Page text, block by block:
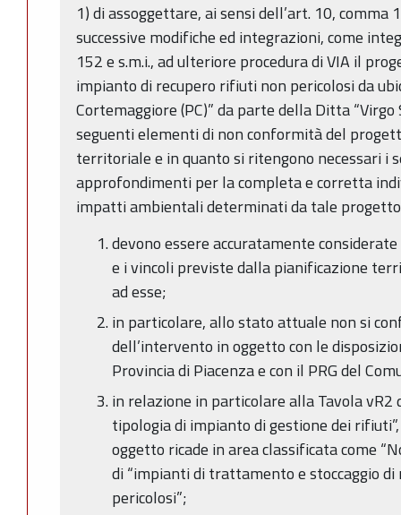
1) di assoggettare, ai sensi dell’art. 10, comma
successive modifiche ed integrazioni, come
152 e s.m.i., ad ulteriore procedura di VIA il
impianto di recupero rifiuti non pericolosi da
Cortemaggiore (PC)” da parte della Ditta
seguenti elementi di non conformità del
territoriale e in quanto si ritengono necessari i
approfondimenti per la completa e corretta
impatti ambientali determinati da tale
devono essere accuratamente
e i vincoli previste dalla pianificazione
ad esse;
in particolare, allo stato attuale non si
dell’intervento in oggetto con le
Provincia di Piacenza e con il PRG del
in relazione in particolare alla Tavola vR2
tipologia di impianto di gestione dei
oggetto ricade in area classificata come
di “impianti di trattamento e stoccaggio
pericolosi”;